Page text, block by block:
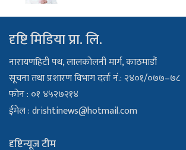
दृष्टि मिडिया प्रा. लि.
नारायणहिटी पथ, लालकोलनी मार्ग, काठमाडौं
सूचना तथा प्रशारण विभाग दर्ता नं.: २४०१/०७७–७८
फोन : ०१ ४५२७२१४
ईमेल :drishtinews@hotmail.com
दृष्टिन्यूज टीम